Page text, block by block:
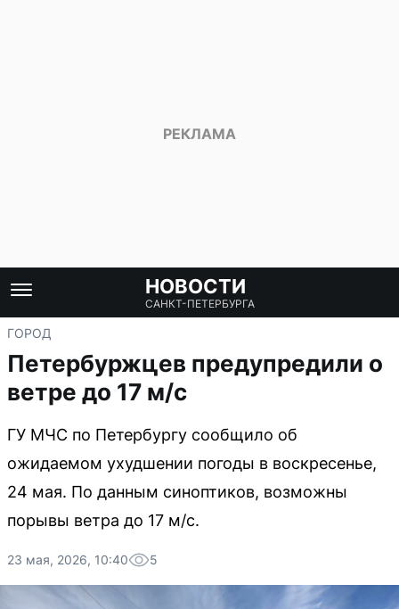
НОВОСТИ
САНКТ-ПЕТЕРБУРГА
ГОРОД
Петербуржцев предупредили о
ветре до 17 м/с
ГУ МЧС по Петербургу сообщило об
ожидаемом ухудшении погоды в воскресенье,
24 мая. По данным синоптиков, возможны
порывы ветра до 17 м/с.
23 мая, 2026, 10:40 5